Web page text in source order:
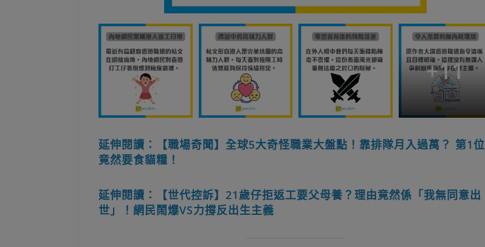
+11
延伸閱讀：【職場奇聞】全球5大奇怪職業大盤點！靠排隊月入過萬？ 第1位
竟然要食貓糧！
延伸閱讀：【世代控訴】21歲仔拒返工要父母養？理由竟然係「我無同意出
世」！網民鬧爆VS力撐反出生主義